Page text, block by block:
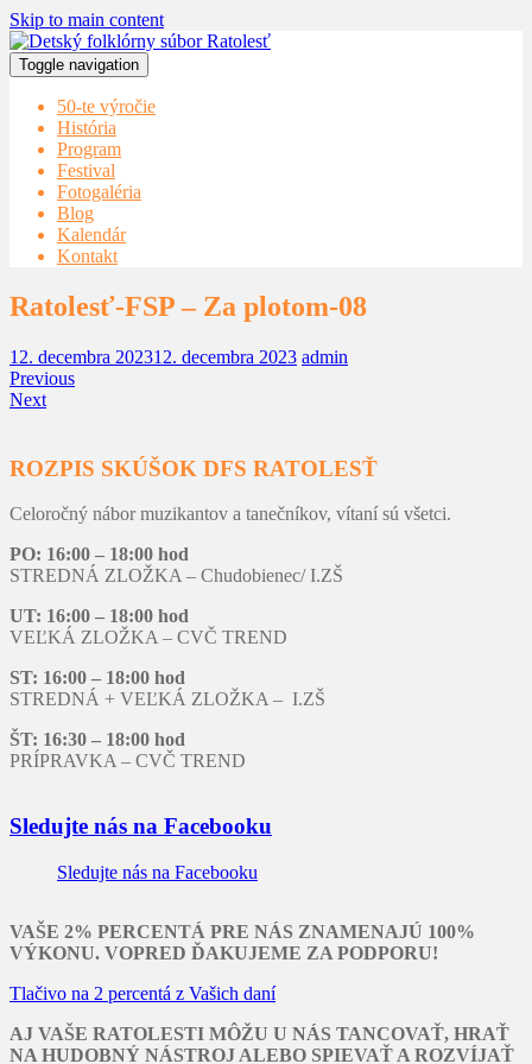
Skip to main content
Toggle navigation
50-te výročie
História
Program
Festival
Fotogaléria
Blog
Kalendár
Kontakt
Ratolesť-FSP – Za plotom-08
12. decembra 202312. decembra 2023 admin
Previous
Next
ROZPIS SKÚŠOK DFS RATOLESŤ
Celoročný nábor muzikantov a tanečníkov, vítaní sú všetci.
PO: 16:00 – 18:00 hod
STREDNÁ ZLOŽKA – Chudobienec/ I.ZŠ
UT: 16:00 – 18:00 hod
VEĽKÁ ZLOŽKA – CVČ TREND
ST: 16:00 – 18:00 hod
STREDNÁ + VEĽKÁ ZLOŽKA – I.ZŠ
ŠT: 16:30 – 18:00 hod
PRÍPRAVKA – CVČ TREND
Sledujte nás na Facebooku
Sledujte nás na Facebooku
VAŠE 2% PERCENTÁ PRE NÁS ZNAMENAJÚ 100%
VÝKONU. VOPRED ĎAKUJEME ZA PODPORU!
Tlačivo na 2 percentá z Vašich daní
AJ VAŠE RATOLESTI MÔŽU U NÁS TANCOVAŤ, HRAŤ
NA HUDOBNÝ NÁSTROJ ALEBO SPIEVAŤ A ROZVÍJAŤ